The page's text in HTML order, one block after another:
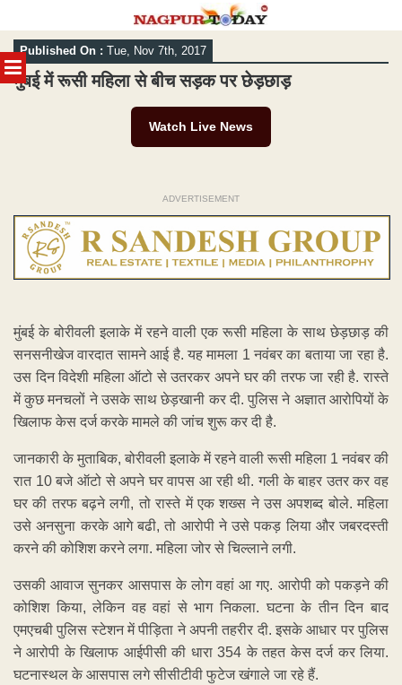
MENU
Skip
to
content
Published On : Tue, Nov 7th, 2017
मुंबई में रूसी महिला से बीच सड़क पर छेड़छाड़
Watch Live News
ADVERTISEMENT
मुंबई के बोरीवली इलाके में रहने वाली एक रूसी महिला के साथ छेड़छाड़ की
सनसनीखेज वारदात सामने आई है. यह मामला 1 नवंबर का बताया जा रहा है.
उस दिन विदेशी महिला ऑटो से उतरकर अपने घर की तरफ जा रही है. रास्ते
में कुछ मनचलों ने उसके साथ छेड़खानी कर दी. पुलिस ने अज्ञात आरोपियों के
खिलाफ केस दर्ज करके मामले की जांच शुरू कर दी है.
जानकारी के मुताबिक, बोरीवली इलाके में रहने वाली रूसी महिला 1 नवंबर की
रात 10 बजे ऑटो से अपने घर वापस आ रही थी. गली के बाहर उतर कर वह
घर की तरफ बढ़ने लगी, तो रास्ते में एक शख्स ने उस अपशब्द बोले. महिला
उसे अनसुना करके आगे बढी, तो आरोपी ने उसे पकड़ लिया और जबरदस्ती
करने की कोशिश करने लगा. महिला जोर से चिल्लाने लगी.
उसकी आवाज सुनकर आसपास के लोग वहां आ गए. आरोपी को पकड़ने की
कोशिश किया, लेकिन वह वहां से भाग निकला. घटना के तीन दिन बाद
एमएचबी पुलिस स्टेशन में पीड़िता ने अपनी तहरीर दी. इसके आधार पर पुलिस
ने आरोपी के खिलाफ आईपीसी की धारा 354 के तहत केस दर्ज कर लिया.
घटनास्थल के आसपास लगे सीसीटीवी फुटेज खंगाले जा रहे हैं.